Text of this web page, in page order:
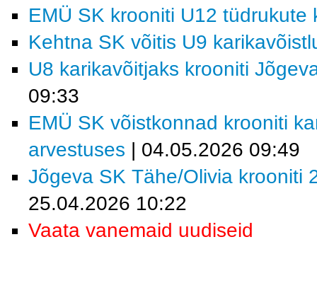
EMÜ SK krooniti U12 tüdrukute
Kehtna SK võitis U9
U8 karikavõitjaks krooniti
09:33
EMÜ SK võistkonnad krooniti
arvestuses | 04.05.2026 09:49
Jõgeva SK Tähe/Olivia krooniti
25.04.2026 10:22
Vaata vanemaid uudiseid